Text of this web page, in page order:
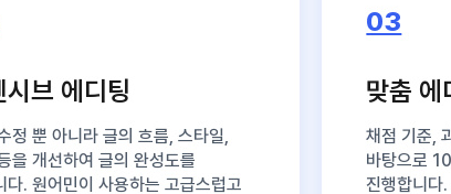
시브 에디팅
정 뿐 아니라 글의 흐름, 스타일,
을 개선하여 글의 완성도를
다. 원어민이 사용하는 고급스럽고
03
맞춤 에
채점 기준,
바탕으로
진행합니다.